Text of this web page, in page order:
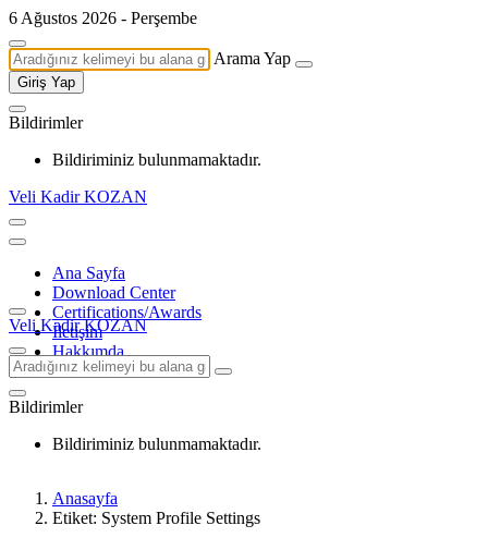
6 Ağustos 2026 - Perşembe
Arama Yap
Giriş Yap
Bildirimler
Bildiriminiz bulunmamaktadır.
Veli Kadir KOZAN
Ana Sayfa
Download Center
Certifications/Awards
İletişim
Hakkımda
Veli Kadir KOZAN
Bildirimler
Bildiriminiz bulunmamaktadır.
Anasayfa
Etiket: System Profile Settings